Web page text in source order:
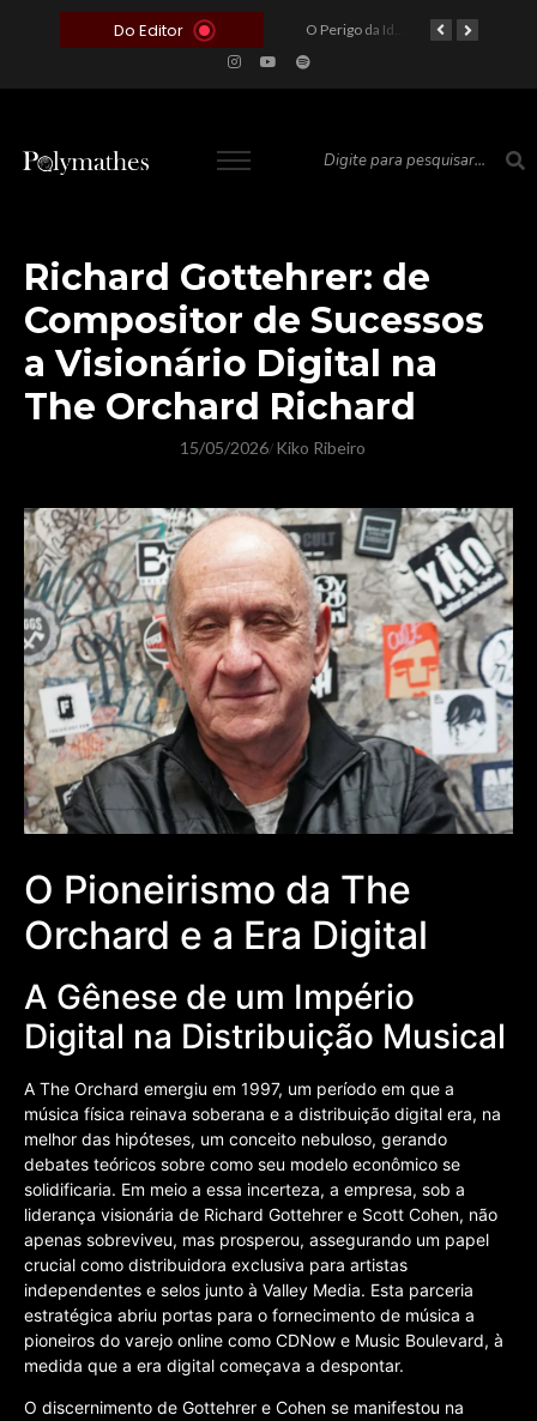
Do Editor A Roleta da Miséria: Quando a Devoção Cega Encontra o Link na Bio. A Queda do Brasileiro Pelas Mãos de Seus Influencers. O Perigo da Ideologia Desenfreada na Justiça: Quando a Pauta Política Substitui a Pena Criminal O Preço de um Escândalo: A Discrepância Entre o “Filme de Bolsonaro” e a Realidade do Cinema Mundial
Richard Gottehrer: de
Compositor de Sucessos
a Visionário Digital na
The Orchard Richard
15/05/2026/ Kiko Ribeiro
O Pioneirismo da The
Orchard e a Era Digital
A Gênese de um Império
Digital na Distribuição Musical
A The Orchard emergiu em 1997, um período em que a
música física reinava soberana e a distribuição digital era, na
melhor das hipóteses, um conceito nebuloso, gerando
debates teóricos sobre como seu modelo econômico se
solidificaria. Em meio a essa incerteza, a empresa, sob a
liderança visionária de Richard Gottehrer e Scott Cohen, não
apenas sobreviveu, mas prosperou, assegurando um papel
crucial como distribuidora exclusiva para artistas
independentes e selos junto à Valley Media. Esta parceria
estratégica abriu portas para o fornecimento de música a
pioneiros do varejo online como CDNow e Music Boulevard, à
medida que a era digital começava a despontar.
O discernimento de Gottehrer e Cohen se manifestou na